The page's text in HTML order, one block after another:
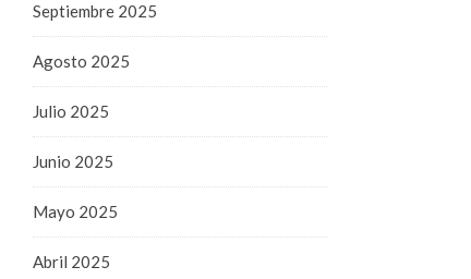
Septiembre 2025
Agosto 2025
Julio 2025
Junio 2025
Mayo 2025
Abril 2025